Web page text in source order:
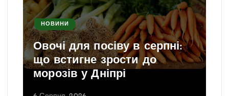
НОВИНИ
Овочі для посіву в серпні:
що встигне зрости до
морозів у Дніпрі